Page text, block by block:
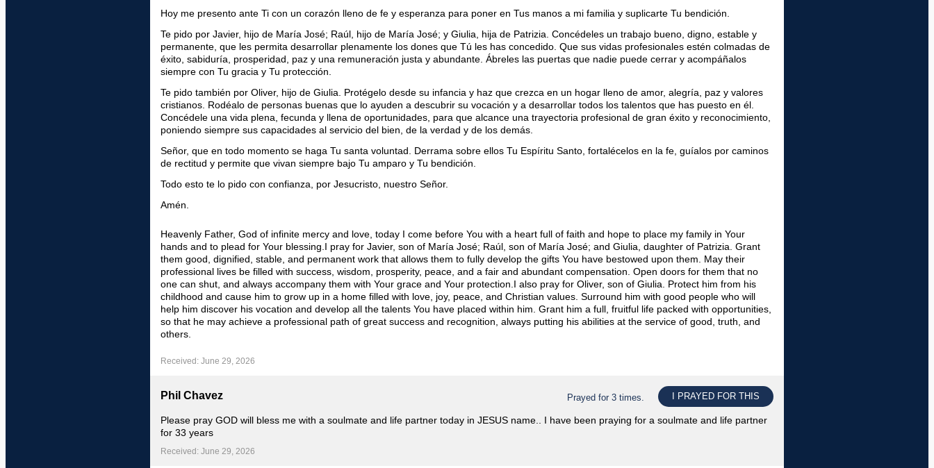
Hoy me presento ante Ti con un corazón lleno de fe y esperanza para poner en Tus manos a mi familia y suplicarte Tu bendición.
Te pido por Javier, hijo de María José; Raúl, hijo de María José; y Giulia, hija de Patrizia. Concédeles un trabajo bueno, digno, estable y
permanente, que les permita desarrollar plenamente los dones que Tú les has concedido. Que sus vidas profesionales estén colmadas de
éxito, sabiduría, prosperidad, paz y una remuneración justa y abundante. Ábreles las puertas que nadie puede cerrar y acompáñalos
siempre con Tu gracia y Tu protección.
Te pido también por Oliver, hijo de Giulia. Protégelo desde su infancia y haz que crezca en un hogar lleno de amor, alegría, paz y valores
cristianos. Rodéalo de personas buenas que lo ayuden a descubrir su vocación y a desarrollar todos los talentos que has puesto en él.
Concédele una vida plena, fecunda y llena de oportunidades, para que alcance una trayectoria profesional de gran éxito y reconocimiento,
poniendo siempre sus capacidades al servicio del bien, de la verdad y de los demás.
Señor, que en todo momento se haga Tu santa voluntad. Derrama sobre ellos Tu Espíritu Santo, fortalécelos en la fe, guíalos por caminos
de rectitud y permite que vivan siempre bajo Tu amparo y Tu bendición.
Todo esto te lo pido con confianza, por Jesucristo, nuestro Señor.
Amén.
Heavenly Father, God of infinite mercy and love, today I come before You with a heart full of faith and hope to place my family in Your
hands and to plead for Your blessing.I pray for Javier, son of María José; Raúl, son of María José; and Giulia, daughter of Patrizia. Grant
them good, dignified, stable, and permanent work that allows them to fully develop the gifts You have bestowed upon them. May their
professional lives be filled with success, wisdom, prosperity, peace, and a fair and abundant compensation. Open doors for them that no
one can shut, and always accompany them with Your grace and Your protection.I also pray for Oliver, son of Giulia. Protect him from his
childhood and cause him to grow up in a home filled with love, joy, peace, and Christian values. Surround him with good people who will
help him discover his vocation and develop all the talents You have placed within him. Grant him a full, fruitful life packed with opportunities,
so that he may achieve a professional path of great success and recognition, always putting his abilities at the service of good, truth, and
others.
Received: June 29, 2026
I PRAYED FOR THIS
Prayed for 3 times.
Phil Chavez
Please pray GOD will bless me with a soulmate and life partner today in JESUS name.. I have been praying for a soulmate and life partner
for 33 years
Received: June 29, 2026